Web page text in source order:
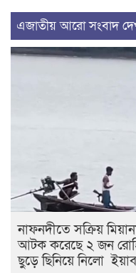
এজাতীয় আরো সংবাদ
নাফনদীতে সক্রিয়
আটক করেছে ২ জন
ছুড়ে ছিনিয়ে নিলো